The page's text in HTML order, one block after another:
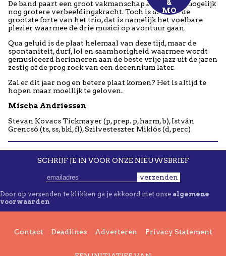
De band paart een groot vakmanschap aan een zo mogelijk
nog grotere verbeeldingskracht. Toch is dat niet de
grootste forte van het trio, dat is namelijk het voelbare
plezier waarmee de drie musici op avontuur gaan.
Qua geluid is de plaat helemaal van deze tijd, maar de
spontaniteit, durf, lol en saamhorigheid waarmee wordt
gemusiceerd herinneren aan de beste vrije jazz uit de jaren
zestig of de prog rock van een decennium later.
Zal er dit jaar nog en betere plaat komen? Het is altijd te
hopen maar moeilijk te geloven.
Mischa Andriessen
Stevan Kovacs Tickmayer (p, prep. p, harm, b), István
Grencsó (ts, ss, bkl, fl), Szilvesteszter Miklós (d, perc)
SCHRIJF JE IN VOOR ONZE NIEUWSBRIEF
verzenden
Door op verzenden te klikken ga je akkoord met onze algemene
voorwaarden
Contact Deadlines Adverteren Privacy Statement
&
MO